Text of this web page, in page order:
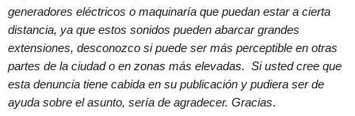
generadores eléctricos o maquinaría que puedan estar a cierta
distancia, ya que estos sonidos pueden abarcar grandes
extensiones, desconozco si puede ser más perceptible en otras
partes de la ciudad o en zonas más elevadas. Si usted cree que
esta denuncia tiene cabida en su publicación y pudiera ser de
ayuda sobre el asunto, sería de agradecer. Gracias.